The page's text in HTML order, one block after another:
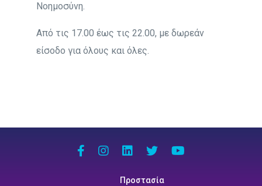
Νοημοσύνη.
Από τις 17.00 έως τις 22.00, με δωρεάν
είσοδο για όλους και όλες.
Προστασία